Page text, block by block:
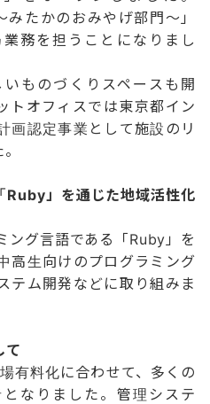
みたかのおみやげ部門～」
務を担うことになりまし
ものづくりスペースも開
トオフィスでは東京都イン
画認定事業として施設のリ
Ruby」を通じた地域活性化
グ言語である「Ruby」を
高生向けのプログラミング
テム開発などに取り組みま
て
有料化に合わせて、多くの
なりました。管理システ